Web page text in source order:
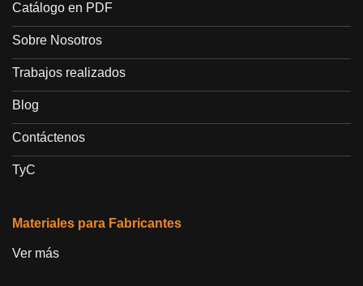
Catálogo en PDF
Sobre Nosotros
Trabajos realizados
Blog
Contáctenos
TyC
Materiales para Fabricantes
Ver más